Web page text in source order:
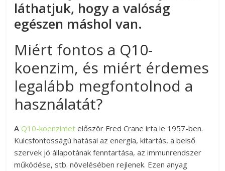
láthatjuk, hogy a valóság
egészen máshol van.
Miért fontos a Q10-
koenzim, és miért érdemes
legalább megfontolnod a
használatát?
AQ10-koenzimet először Fred Crane írta le 1957-ben.
Kulcsfontosságú hatásai az energia, kitartás, a belső
szervek jó állapotának fenntartása, az immunrendszer
működése, stb. növelésében rejlenek. Ezen anyag